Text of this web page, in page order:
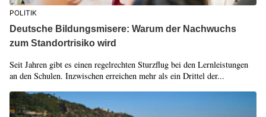
POLITIK
Deutsche Bildungsmisere: Warum der Nachwuchs
zum Standortrisiko wird
Seit Jahren gibt es einen regelrechten Sturzflug bei den Lernleistungen
an den Schulen. Inzwischen erreichen mehr als ein Drittel der...